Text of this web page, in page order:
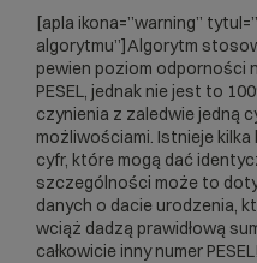
[apla ikona=”warning”
algorytmu”]Algorytm
pewien poziom odporności
PESEL, jednak nie jest to
czynienia z zaledwie jedną
możliwościami. Istnieje
cyfr, które mogą dać
szczególności może to
danych o dacie urodzenia,
wciąż dadzą prawidłową
całkowicie inny numer